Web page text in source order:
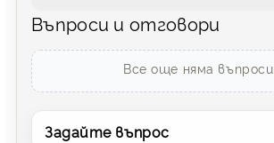
Въпроси и отговори
Все още няма въпроси.
Задайте въпрос